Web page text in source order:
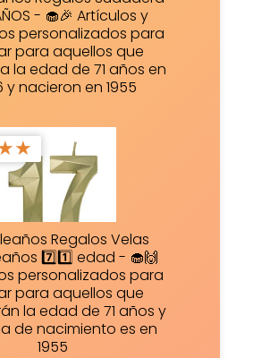
- 🧁🎉 Artículos y
personalizados para
para aquellos que
la edad de 71 años en
y nacieron en 1955
★
Regalos Velas
7️⃣1️⃣ edad - 🧁🙌
personalizados para
para aquellos que
la edad de 71 años y
de nacimiento es en
1955